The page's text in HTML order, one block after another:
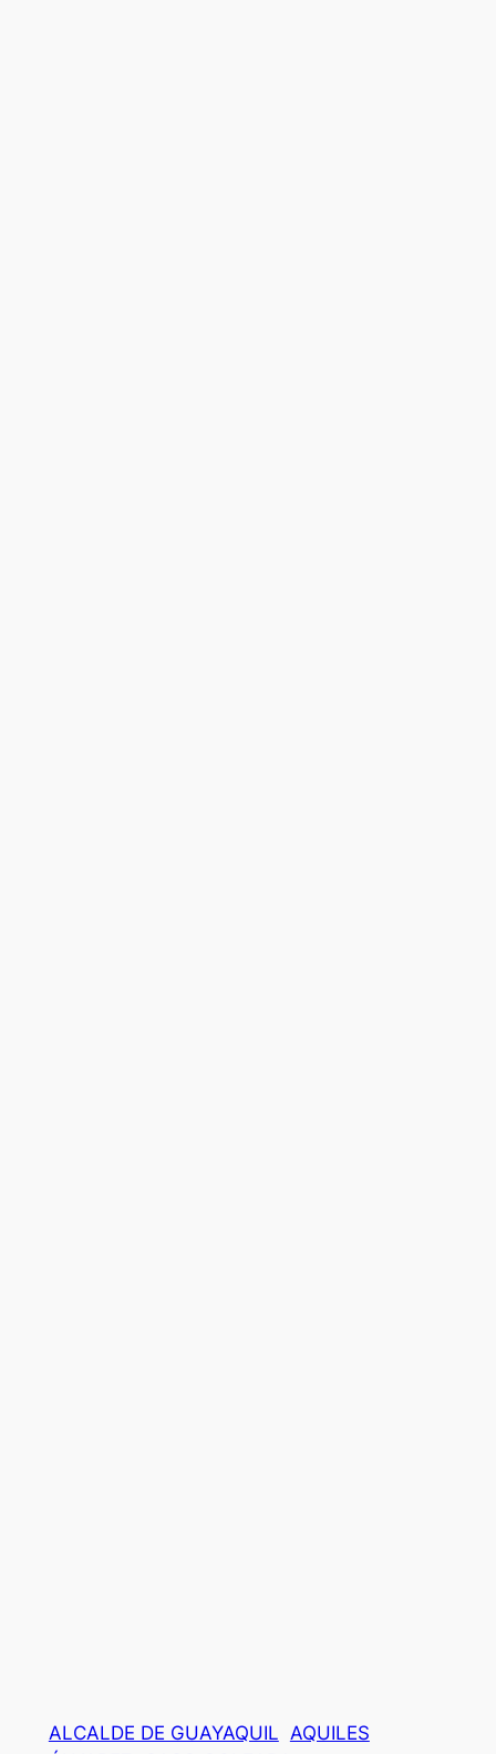
ALCALDE DE GUAYAQUIL AQUILES